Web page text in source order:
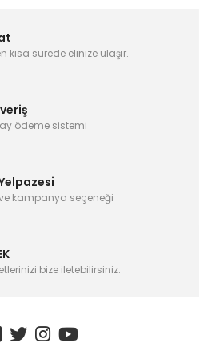
kısa sürede elinize ulaşır.
ödeme sistemi
kampanya seçeneği
bize iletebilirsiniz.